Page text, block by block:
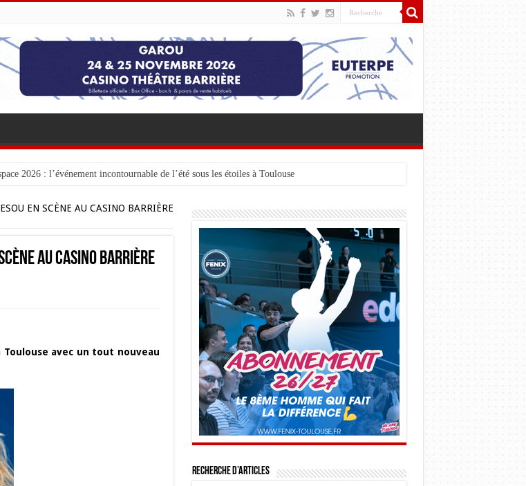
2026 : l’événement incontournable de l’été sous les étoiles à Toulouse
EN SCÈNE AU CASINO BARRIÈRE
AU CASINO BARRIÈRE
Toulouse avec un tout nouveau
Recherche d’articles